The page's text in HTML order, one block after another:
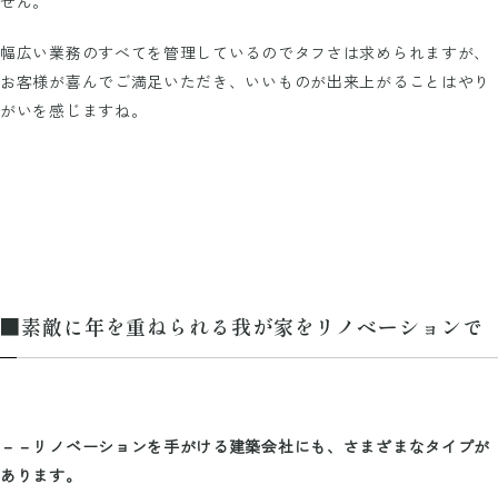
幅広い業務のすべてを管理しているのでタフさは求められますが、
お客様が喜んでご満足いただき、いいものが出来上がることはやり
がいを感じますね。
■素敵に年を重ねられる我が家をリノベーションで
－－リノベーションを手がける建築会社にも、さまざまなタイプが
あります。